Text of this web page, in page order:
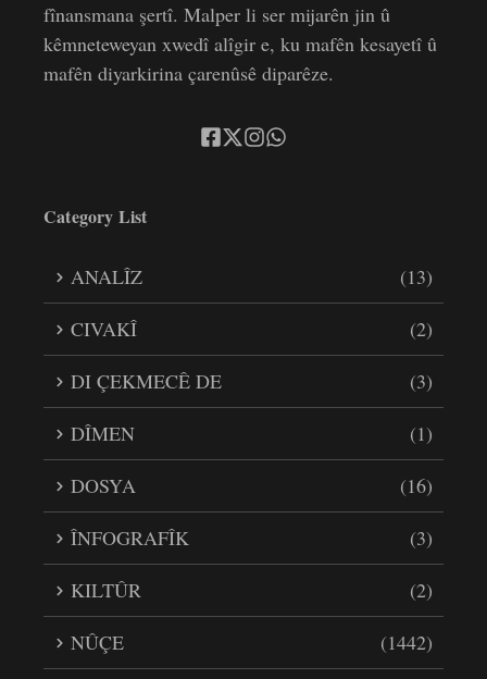
fînansmana şertî. Malper li ser mijarên jin û
kêmneteweyan xwedî alîgir e, ku mafên kesayetî û
mafên diyarkirina çarenûsê diparêze.
Category List
ANALÎZ
(13)
CIVAKÎ
(2)
DI ÇEKMECÊ DE
(3)
DÎMEN
(1)
DOSYA
(16)
ÎNFOGRAFÎK
(3)
KILTÛR
(2)
NÛÇE
(1442)